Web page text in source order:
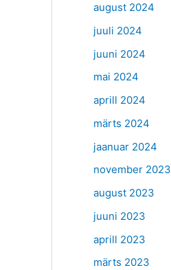
august 2024
juuli 2024
juuni 2024
mai 2024
aprill 2024
märts 2024
jaanuar 2024
november 2023
august 2023
juuni 2023
aprill 2023
märts 2023